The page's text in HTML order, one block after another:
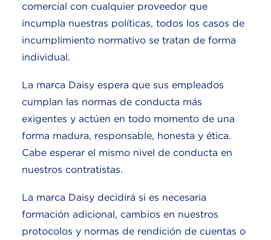
comercial con cualquier proveedor que
incumpla nuestras políticas, todos los casos de
incumplimiento normativo se tratan de forma
individual.
La marca Daisy espera que sus empleados
cumplan las normas de conducta más
exigentes y actúen en todo momento de una
forma madura, responsable, honesta y ética.
Cabe esperar el mismo nivel de conducta en
nuestros contratistas.
La marca Daisy decidirá si es necesaria
formación adicional, cambios en nuestros
protocolos y normas de rendición de cuentas o